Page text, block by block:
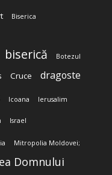
Biserica
biserică Botezul
Cruce dragoste
Icoana Ierusalim
Israel
Mitropolia Moldovei;
Domnului